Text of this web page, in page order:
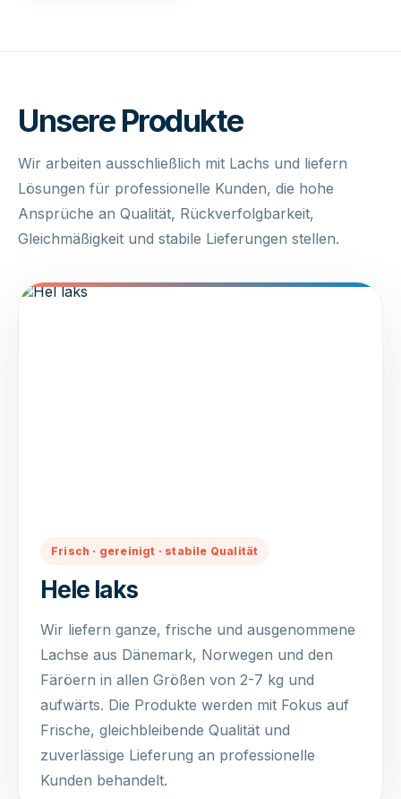
Unsere Produkte
Wir arbeiten ausschließlich mit Lachs und liefern
Lösungen für professionelle Kunden, die hohe
Ansprüche an Qualität, Rückverfolgbarkeit,
Gleichmäßigkeit und stabile Lieferungen stellen.
Frisch · gereinigt · stabile Qualität
Hele laks
Wir liefern ganze, frische und ausgenommene
Lachse aus Dänemark, Norwegen und den
Färöern in allen Größen von 2-7 kg und
aufwärts. Die Produkte werden mit Fokus auf
Frische, gleichbleibende Qualität und
zuverlässige Lieferung an professionelle
Kunden behandelt.